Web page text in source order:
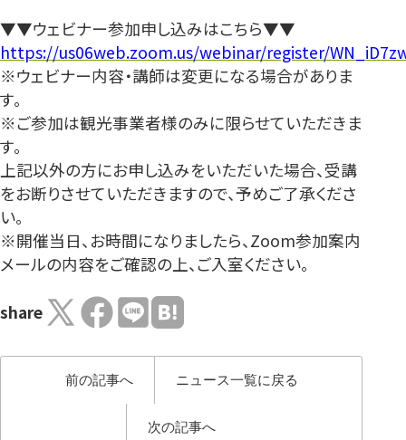
▼▼ウェビナー参加申し込みはこちら▼▼
https://us06web.zoom.us/webinar/register/
※ウェビナー内容・講師は変更になる場合がありま
す。
※ご参加は観光事業者様のみに限らせていただきま
す。
上記以外の方にお申し込みをいただいた場合、受講
をお断りさせていただきますので、予めご了承くださ
い。
※開催当日、お時間になりましたら、Zoom参加案内
メールの内容をご確認の上、ご入室ください。
share
前の記事へ ニュース一覧に戻る
次の記事へ